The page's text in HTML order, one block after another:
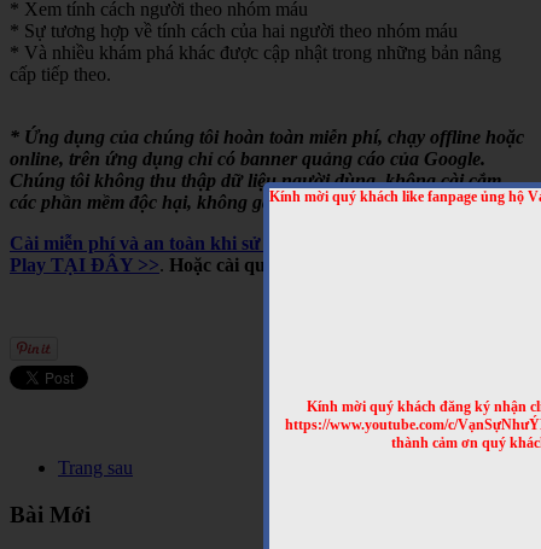
Kính mời quý khách like fanpage ủng hộ
Kính mời quý khách đăng ký nhận
https://www.youtube.com/c/
thành cảm ơn quý
* Xem tính cách người theo nhóm máu
* Sự tương hợp về tính cách của hai người theo nhóm máu
* Và nhiều khám phá khác được cập nhật trong những bản nâng
cấp tiếp theo.
* Ứng dụng của chúng tôi hoàn toàn miễn phí, chạy offline hoặc
online, trên ứng dụng chỉ có banner quảng cáo của Google.
Chúng tôi không thu thập dữ liệu người dùng, không cài cắm
các phần mềm độc hại, không gây tốn pin,...
Cài miễn phí và an toàn khi sử dụng cho Android, trên Google
Play TẠI ĐÂY >>. Hoặc cài qua mã QRCODE sau
Trang sau
Bài Mới